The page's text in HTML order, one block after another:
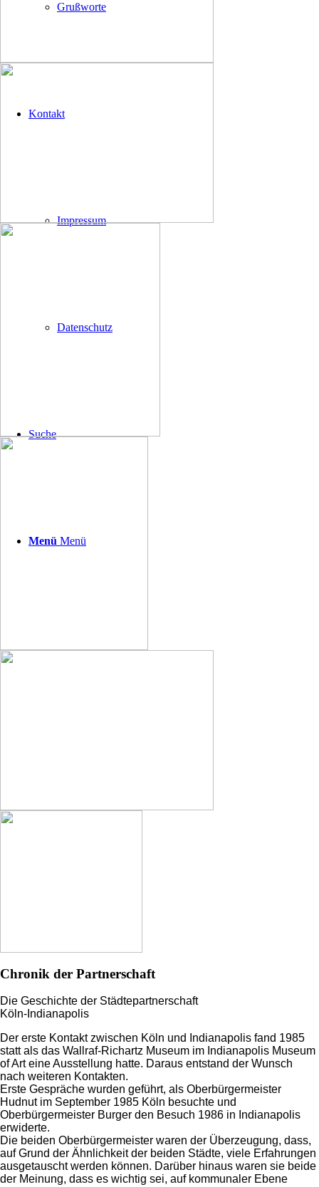
Grußworte
Kontakt
Impressum
Datenschutz
Suche
Menü Menü
Chronik der Partnerschaft
Die Geschichte der Städtepartnerschaft
Köln-Indianapolis
Der erste Kontakt zwischen Köln und Indianapolis fand 1985
statt als das Wallraf-Richartz Museum im Indianapolis Museum
of Art eine Ausstellung hatte. Daraus entstand der Wunsch
nach weiteren Kontakten.
Erste Gespräche wurden geführt, als Oberbürgermeister
Hudnut im September 1985 Köln besuchte und
Oberbürgermeister Burger den Besuch 1986 in Indianapolis
erwiderte.
Die beiden Oberbürgermeister waren der Überzeugung, dass,
auf Grund der Ähnlichkeit der beiden Städte, viele Erfahrungen
ausgetauscht werden können. Darüber hinaus waren sie beide
der Meinung, dass es wichtig sei, auf kommunaler Ebene